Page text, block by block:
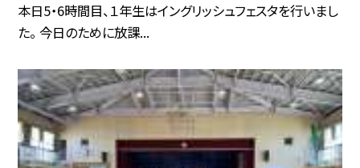
本日5・6時間目、１年生はイングリッシュフェスタを行いまし
た。 今日のために放課...